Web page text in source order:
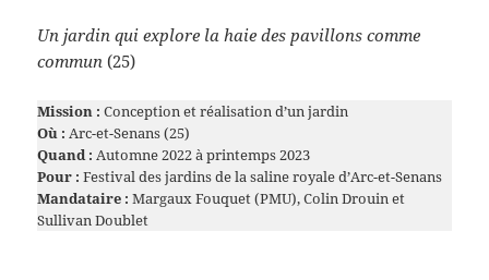
Un jardin qui explore la haie des pavillons comme
commun (25)
Mission : Conception et réalisation d’un jardin
Où : Arc-et-Senans (25)
Quand : Automne 2022 à printemps 2023
Pour : Festival des jardins de la saline royale d’Arc-et-Senans
Mandataire : Margaux Fouquet (PMU), Colin Drouin et
Sullivan Doublet